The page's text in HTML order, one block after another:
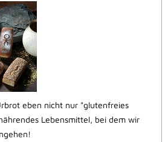
eben nicht nur "glutenfreies
Lebensmittel, bei dem wir